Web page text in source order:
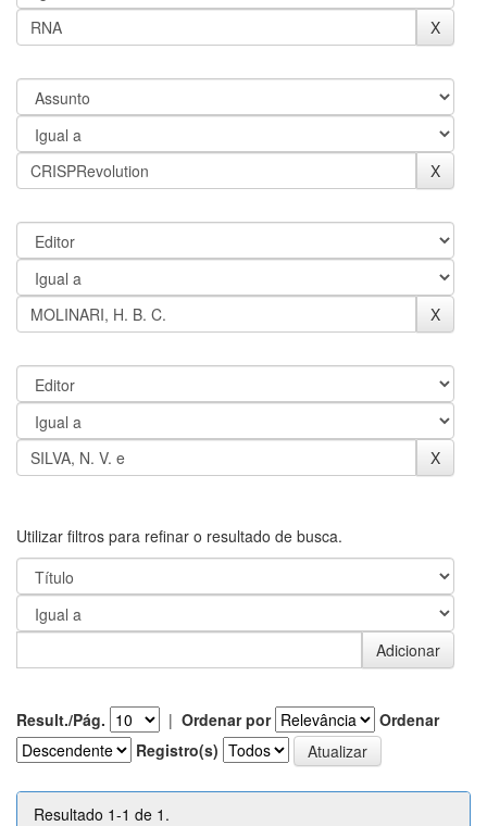
Utilizar filtros para refinar o resultado de busca.
Result./Pág. | Ordenar por
Ordenar
Registro(s)
Resultado 1-1 de 1.